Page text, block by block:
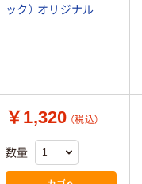
ック） オリジナル
￥1,320 （税込）
数量